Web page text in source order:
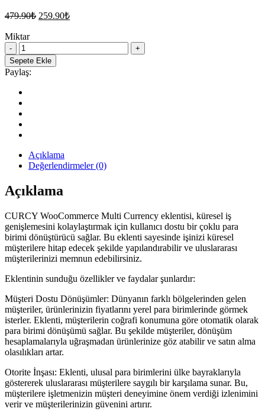
479.90₺ Orijinal
259.90₺Şu
Miktar
WooCommerce
Multi
Currency
WordPress
Para
Birimi
Eklentisi
quantity
Sepete Ekle
Paylaş:
Açıklama
Değerlendirmeler (0)
Açıklama
CURCY WooCommerce Multi Currency eklentisi, küresel iş
genişlemesini kolaylaştırmak için kullanıcı dostu bir çoklu para
birimi dönüştürücü sağlar. Bu eklenti sayesinde işinizi küresel
müşterilere hitap edecek şekilde yapılandırabilir ve uluslararası
müşterilerinizi memnun edebilirsiniz.
Eklentinin sunduğu özellikler ve faydalar şunlardır:
Müşteri Dostu Dönüşümler: Dünyanın farklı bölgelerinden gelen
müşteriler, ürünlerinizin fiyatlarını yerel para birimlerinde görmek
isterler. Eklenti, müşterilerin coğrafi konumuna göre otomatik olarak
para birimi dönüşümü sağlar. Bu şekilde müşteriler, dönüşüm
hesaplamalarıyla uğraşmadan ürünlerinize göz atabilir ve satın alma
olasılıkları artar.
Otorite İnşası: Eklenti, ulusal para birimlerini ülke bayraklarıyla
göstererek uluslararası müşterilere saygılı bir karşılama sunar. Bu,
müşterilere işletmenizin müşteri deneyimine önem verdiği izlenimini
verir ve müşterilerinizin güvenini artırır.